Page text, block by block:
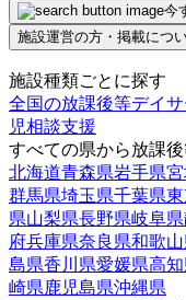
今
施設運営の方・掲載につ
施設種類ごとに探す
全国の放課後等デイ
児相談支援
すべての県から放課
北海道青森県岩手県
群馬県埼玉県千葉県
県山梨県長野県岐阜県
府兵庫県奈良県和歌
島県香川県愛媛県高
崎県鹿児島県沖縄県